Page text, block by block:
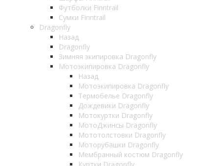
Футболки Finntrail
Сумки Finntrail
Dragonfly
Назад
Dragonfly
Зимняя экипировка Dragonfly
Мотоэкипировка Dragonfly
Назад
Мотоэкипировка Dragonfly
Термобелье Dragonfly
Дождевики Dragonfly
Мотокуртки Dragonfly
МотоДжинсы Dragonfly
Мототолстовки Dragonfly
Моторубашки Dragonfly
Мембранный костюм Dragonfly